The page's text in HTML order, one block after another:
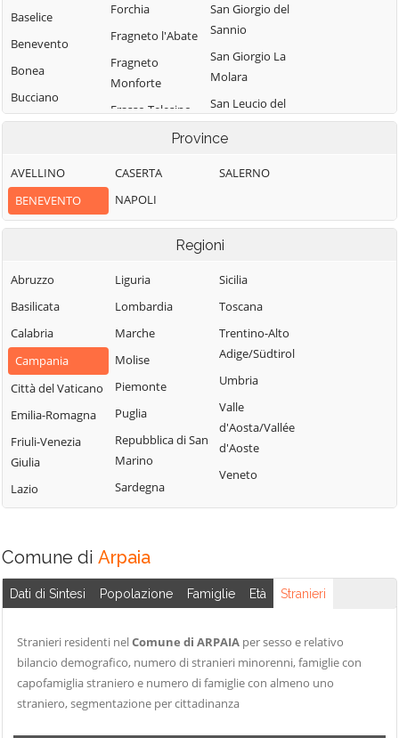
Baselice
Benevento
Bonea
Bucciano
Buonalbergo
Campolattaro
Campoli del
Monte Taburno
Castelfranco in
Miscano
Castelpagano
Castelpoto
Castelvenere
Cerreto Sannita
Colle Sannita
Cusano Mutri
Forchia
Fragneto l'Abate
Fragneto
Monforte
Frasso Telesino
Ginestra degli
Sanframondi
Limatola
Moiano
Molinara
Montefalcone di
Val Fortore
Montesarchio
Morcone
Paduli
Pago Veiano
Pannarano
Pesco Sannita
Pietraroja
San Giorgio del
Sannio
San Giorgio La
Molara
San Leucio del
Sannio
San Lorenzo
San Lupo
San Marco dei
Cavoti
San Nazzaro
San Nicola
San Salvatore
Telesino
Sant'Angelo a
Trimonte
Santa Croce del
Sassinoro
Solopaca
Telese Terme
Province
AVELLINO
BENEVENTO
CASERTA
NAPOLI
SALERNO
Regioni
Abruzzo
Basilicata
Calabria
Campania
Città del Vaticano
Emilia-Romagna
Friuli-Venezia
Giulia
Lazio
Liguria
Lombardia
Marche
Molise
Piemonte
Puglia
Repubblica di San
Marino
Sardegna
Sicilia
Toscana
Trentino-Alto
Adige/Südtirol
Umbria
Valle
d'Aosta/Vallée
d'Aoste
Veneto
Comune di Arpaia
Dati di Sintesi Popolazione Famiglie Età Stranieri
Stranieri residenti nelComune di ARPAIA per sesso e relativo
bilancio demografico, numero di stranieri minorenni, famiglie con
capofamiglia straniero e numero di famiglie con almeno uno
straniero, segmentazione per cittadinanza